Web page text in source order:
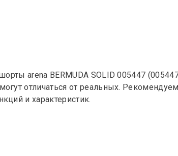
arena BERMUDA SOLID 005447
отличаться от реальных.
и характеристик.